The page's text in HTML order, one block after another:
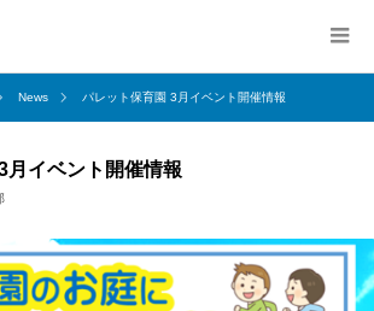
News パレット保育園 3月イベント開催情報
月イベント開催情報